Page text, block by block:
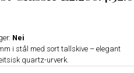
Nei
i stål med sort tallskive – elegant
quartz-urverk.